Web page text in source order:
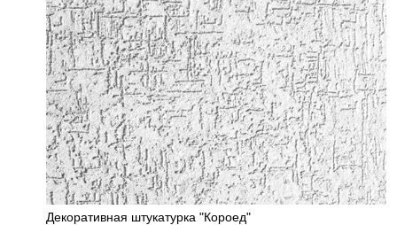
Декоративная штукатурка "Короед"